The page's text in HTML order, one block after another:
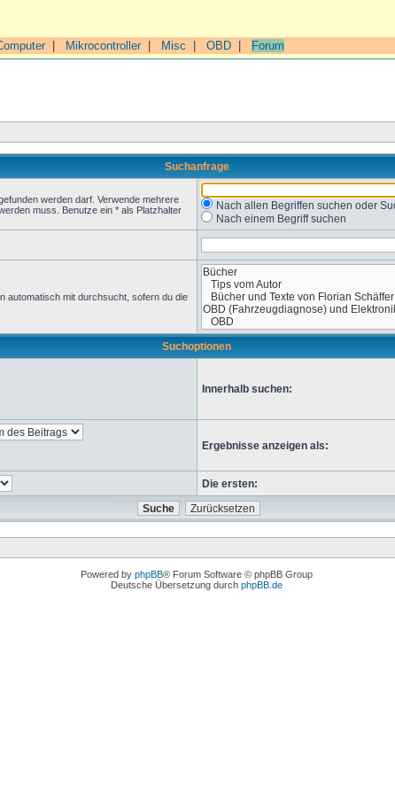
| Mikrocontroller| Misc OBD Forum
Suchanfrage
werden darf. Verwende mehrere
muss. Benutze ein * als Platzhalter
Nach allen Begriffen suchen oder
Nach einem Begriff suchen
automatisch mit durchsucht, sofern du die
Suchoptionen
Innerhalb suchen:
Ergebnisse anzeigen als:
Die ersten:
Powered by phpBB® Forum Software © phpBB Group
Deutsche Übersetzung durch phpBB.de